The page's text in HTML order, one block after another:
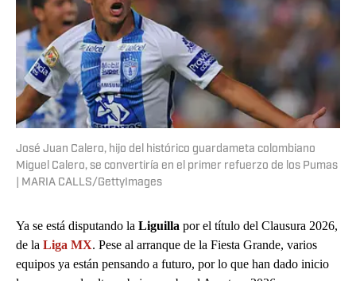
José Juan Calero, hijo del histórico guardameta colombiano
Miguel Calero, se convertiría en el primer refuerzo de los Pumas
| MARIA CALLS/GettyImages
Ya se está disputando la Liguilla por el título del Clausura 2026,
de la Liga MX. Pese al arranque de la Fiesta Grande, varios
equipos ya están pensando a futuro, por lo que han dado inicio